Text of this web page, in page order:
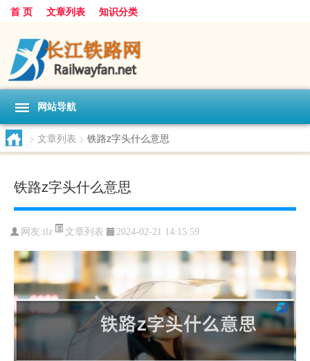
首 页 文章列表 知识分类
网站导航
> 文章列表 > 铁路z字头什么意思
铁路z字头什么意思
网友:tlz 文章列表 2024-02-21 14:15:59